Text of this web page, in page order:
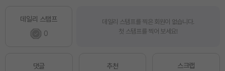
데일리 스탬프
0
데일리 스탬프를 찍은 회원이 없습니다.
첫 스탬프를 찍어 보세요!
댓글
추천
스크랩